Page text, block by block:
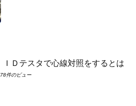
ＩＤテスタで心線対照をするとは
78件のビュー